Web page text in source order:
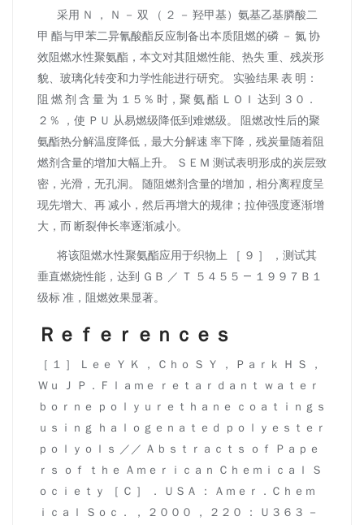
采用 Ｎ ， Ｎ － 双 （ ２ － 羟甲基）氨基乙基膦酸二
甲 酯与甲苯二异氰酸酯反应制备出本质阻燃的磷 － 氮 协
效阻燃水性聚氨酯，本文对其阻燃性能、热失 重、残炭形
貌、玻璃化转变和力学性能进行研究。 实验结果 表 明：
阻 燃 剂 含 量 为 １５％ 时，聚 氨 酯 ＬＯＩ 达到 ３０．
２％ ，使 ＰＵ 从易燃级降低到难燃级。 阻燃改性后的聚
氨酯热分解温度降低，最大分解速 率下降，残炭量随着阻
燃剂含量的增加大幅上升。 ＳＥＭ 测试表明形成的炭层致
密，光滑，无孔洞。 随阻燃剂含量的增加，相分离程度呈
现先增大、再 减小，然后再增大的规律；拉伸强度逐渐增
大，而 断裂伸长率逐渐减小。
将该阻燃水性聚氨酯应用于织物上 ［ ９ ］ ，测试其
垂直燃烧性能，达到 ＧＢ ／ Ｔ ５４５５ — １９９７Ｂ１
级标 准，阻燃效果显著。
Ｒｅｆｅｒｅｎｃｅｓ
［ １ ］ Ｌｅｅ Ｙ Ｋ ， Ｃｈｏ Ｓ Ｙ ， Ｐａｒｋ Ｈ Ｓ ，
Ｗｕ Ｊ Ｐ．Ｆｌａｍｅ ｒｅｔａｒｄａｎｔ ｗａｔｅｒ
ｂｏｒｎｅ ｐｏｌｙｕｒｅｔｈａｎｅ ｃｏａｔｉｎｇｓ
ｕｓｉｎｇ ｈａｌｏｇｅｎａｔｅｄ ｐｏｌｙｅｓｔｅｒ
ｐｏｌｙｏｌｓ ／／ Ａｂｓｔｒａｃｔｓ ｏｆ Ｐａｐｅ
ｒｓ ｏｆ ｔｈｅ Ａｍｅｒｉｃａｎ Ｃｈｅｍｉｃａｌ Ｓ
ｏｃｉｅｔｙ ［ Ｃ ］ ． ＵＳＡ ： Ａｍｅｒ．Ｃｈｅｍ
ｉｃａｌ Ｓｏｃ． ， ２０００ ， ２２０ ： Ｕ３６３ －